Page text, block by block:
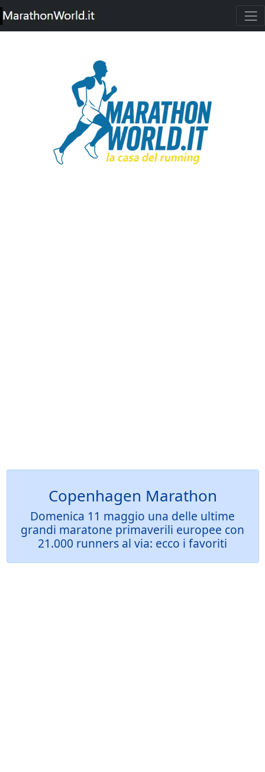
Copenhagen Marathon
Domenica 11 maggio una delle ultime
grandi maratone primaverili europee con
21.000 runners al via: ecco i favoriti